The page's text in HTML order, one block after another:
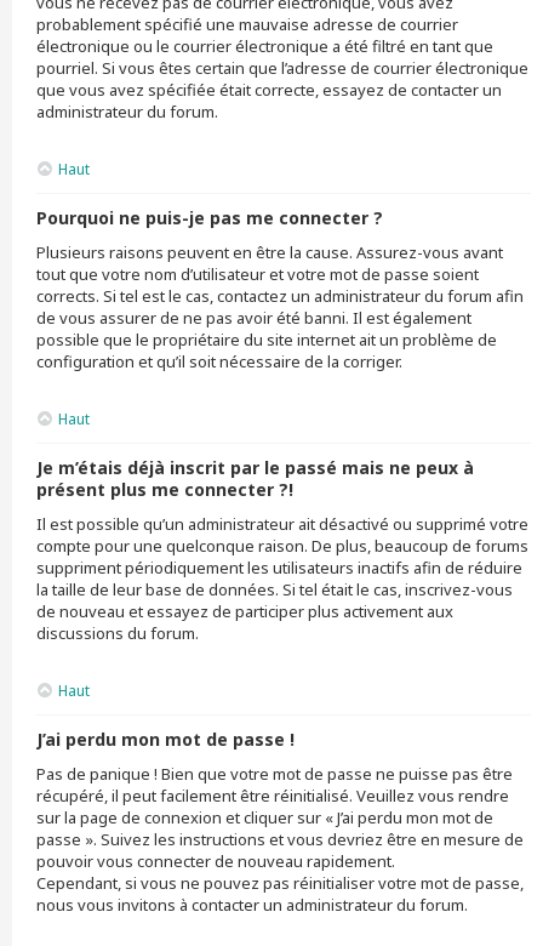
probablement spécifié une mauvaise adresse de courrier
électronique ou le courrier électronique a été filtré en tant que
pourriel. Si vous êtes certain que l’adresse de courrier électronique
que vous avez spécifiée était correcte, essayez de contacter un
administrateur du forum.
Haut
Pourquoi ne puis-je pas me connecter ?
Plusieurs raisons peuvent en être la cause. Assurez-vous avant
tout que votre nom d’utilisateur et votre mot de passe soient
corrects. Si tel est le cas, contactez un administrateur du forum afin
de vous assurer de ne pas avoir été banni. Il est également
possible que le propriétaire du site internet ait un problème de
configuration et qu’il soit nécessaire de la corriger.
Haut
Je m’étais déjà inscrit par le passé mais ne peux à
présent plus me connecter ?!
Il est possible qu’un administrateur ait désactivé ou supprimé votre
compte pour une quelconque raison. De plus, beaucoup de forums
suppriment périodiquement les utilisateurs inactifs afin de réduire
la taille de leur base de données. Si tel était le cas, inscrivez-vous
de nouveau et essayez de participer plus activement aux
discussions du forum.
Haut
J’ai perdu mon mot de passe !
Pas de panique ! Bien que votre mot de passe ne puisse pas être
récupéré, il peut facilement être réinitialisé. Veuillez vous rendre
sur la page de connexion et cliquer sur « J’ai perdu mon mot de
passe ». Suivez les instructions et vous devriez être en mesure de
pouvoir vous connecter de nouveau rapidement.
Cependant, si vous ne pouvez pas réinitialiser votre mot de passe,
nous vous invitons à contacter un administrateur du forum.